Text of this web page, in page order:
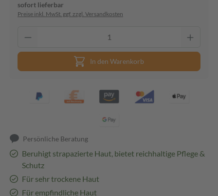
sofort lieferbar
Preise inkl. MwSt. ggf. zzgl. Versandkosten
In den Warenkorb
Persönliche Beratung
Beruhigt strapazierte Haut, bietet reichhaltige Pflege &
Schutz
Für sehr trockene Haut
Für empfindliche Haut